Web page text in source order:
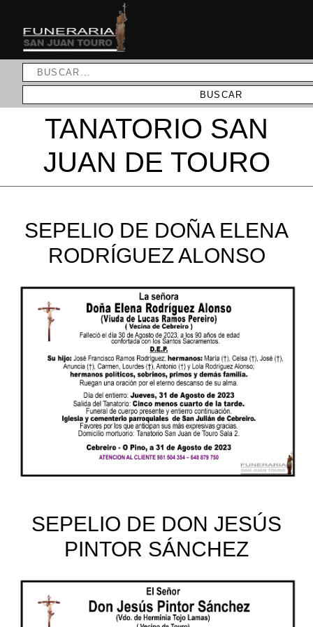
TANATORIO SAN
JUAN DE TOURO
SEPELIO DE DOÑA ELENA
RODRÍGUEZ ALONSO
SEPELIO DE DON JESÚS
PINTOR SÁNCHEZ